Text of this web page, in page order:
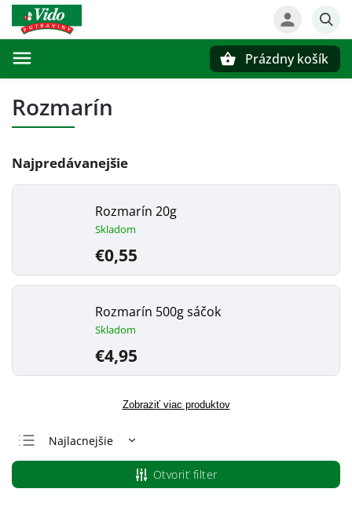
Prázdny košík
Rozmarín
Najpredávanejšie
Rozmarín 20g
Skladom
€0,55
Rozmarín 500g sáčok
Skladom
€4,95
Zobraziť viac produktov
Najlacnejšie
Najdrahšie
Najpredávanejšie
Otvoriť filter